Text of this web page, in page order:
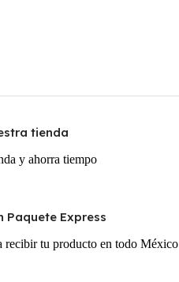
tienda
y ahorra tiempo
Paquete Express
recibir tu producto en todo México